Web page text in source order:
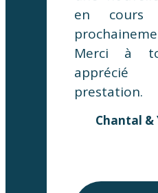
en cours
Merci à
prestation.
Chantal &